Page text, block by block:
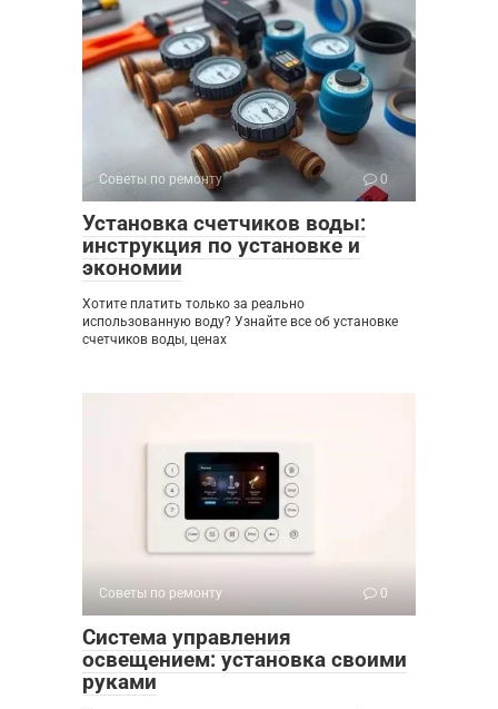
Советы по ремонту 0
Установка счетчиков воды:
инструкция по установке и
экономии
Хотите платить только за реально
использованную воду? Узнайте все об установке
счетчиков воды, ценах
Советы по ремонту 0
Система управления
освещением: установка своими
руками